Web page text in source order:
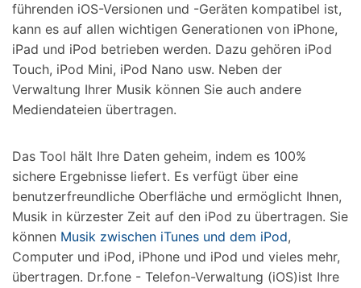
führenden iOS-Versionen und -Geräten kompatibel ist,
kann es auf allen wichtigen Generationen von iPhone,
iPad und iPod betrieben werden. Dazu gehören iPod
Touch, iPod Mini, iPod Nano usw. Neben der
Verwaltung Ihrer Musik können Sie auch andere
Mediendateien übertragen.
Das Tool hält Ihre Daten geheim, indem es 100%
sichere Ergebnisse liefert. Es verfügt über eine
benutzerfreundliche Oberfläche und ermöglicht Ihnen,
Musik in kürzester Zeit auf den iPod zu übertragen. Sie
können Musik zwischen iTunes und dem iPod,
Computer und iPod, iPhone und iPod und vieles mehr,
übertragen. Dr.fone - Telefon-Verwaltung (iOS)ist Ihre